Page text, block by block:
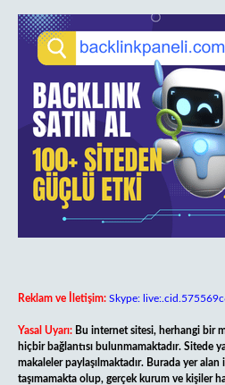
Reklam ve İletişim: Skype:
Yasal Uyarı: Bu internet sitesi, herhangi bir
hiçbir bağlantısı bulunmamaktadır. Sitede
makaleler paylaşılmaktadır. Burada yer
taşımamakta olup, gerçek kurum ve kişiler